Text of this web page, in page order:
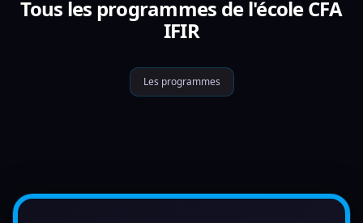
Tous les programmes de l'école CFA
IFIR
Les programmes